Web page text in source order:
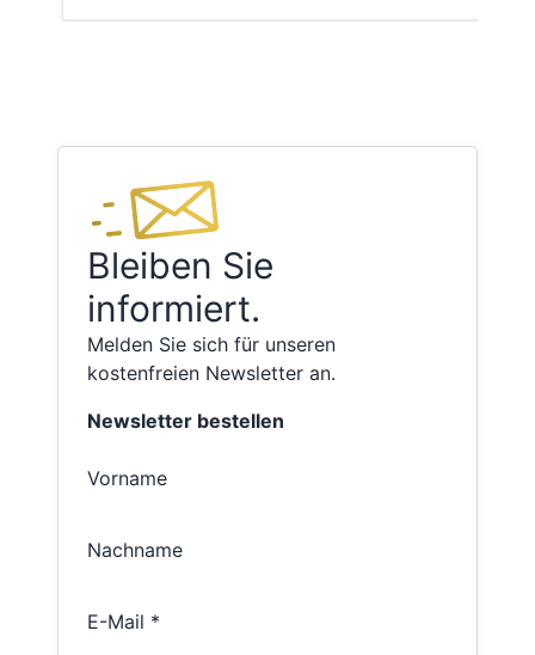
Bleiben Sie
informiert.
Melden Sie sich für unseren
kostenfreien Newsletter an.